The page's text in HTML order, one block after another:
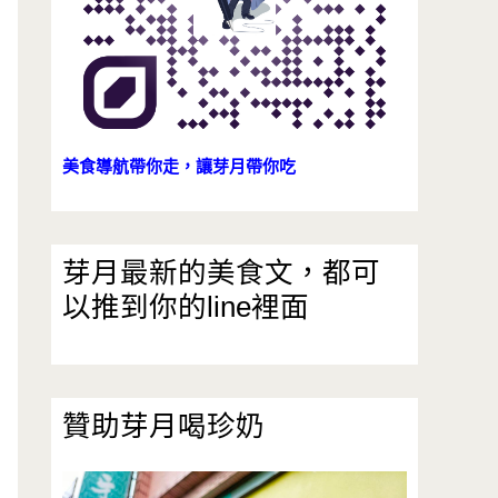
美食導航帶你走，讓芽月帶你吃
芽月最新的美食文，都可
以推到你的line裡面
贊助芽月喝珍奶